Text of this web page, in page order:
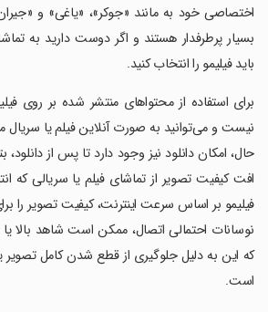
اختصاصی خود به مانند «جوکر»، «یاغی» و
بسیار پرطرفدار هستند و اگر دوست دارید به
باید فیلیمو را انتخاب کنید.
برای استفاده از محتواهای منتشر شده بر روی
نیست و می‌توانید به صورت آنلاین فیلم یا سریال
حال، امکان دانلود نیز وجود دارد تا پس از
افت کیفیت تصویر از تماشای فیلم یا سریالی که
فیلیمو بر اساس سرعت اینترنت، کیفیت تصویر را
نوسانات احتمالی اتصال، ممکن است شاهد بالا
که این به دلیل جلوگیری از قطع شدن کامل
است.